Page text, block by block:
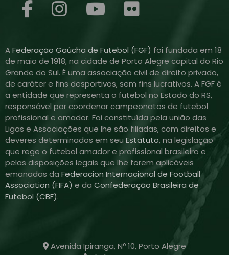
AFederação Gaúcha de Futebol (FGF) foi fundada em 18
de maio de 1918, na cidade de Porto Alegre capital do Rio
Grande do Sul. É uma associação civil de direito privado,
de caráter e fins desportivos, sem fins lucrativos. A FGF é
a entidade que representa o futebol no Estado do RS,
responsável por coordenar campeonatos de futebol
profissional e amador. Foi constituída pela união das
Ligas e Associações que lhe são filiadas, com direitos e
deveres determinados em seu Estatuto, na legislação
que rege o futebol amador e profissional brasileiro e
pelas disposições legais que lhe forem aplicáveis
emanadas da Federacion Internacional de Football
Association (FIFA) e da Confederação Brasileira de
Futebol (CBF).
Avenida Ipiranga, Nº 10, Porto Alegre